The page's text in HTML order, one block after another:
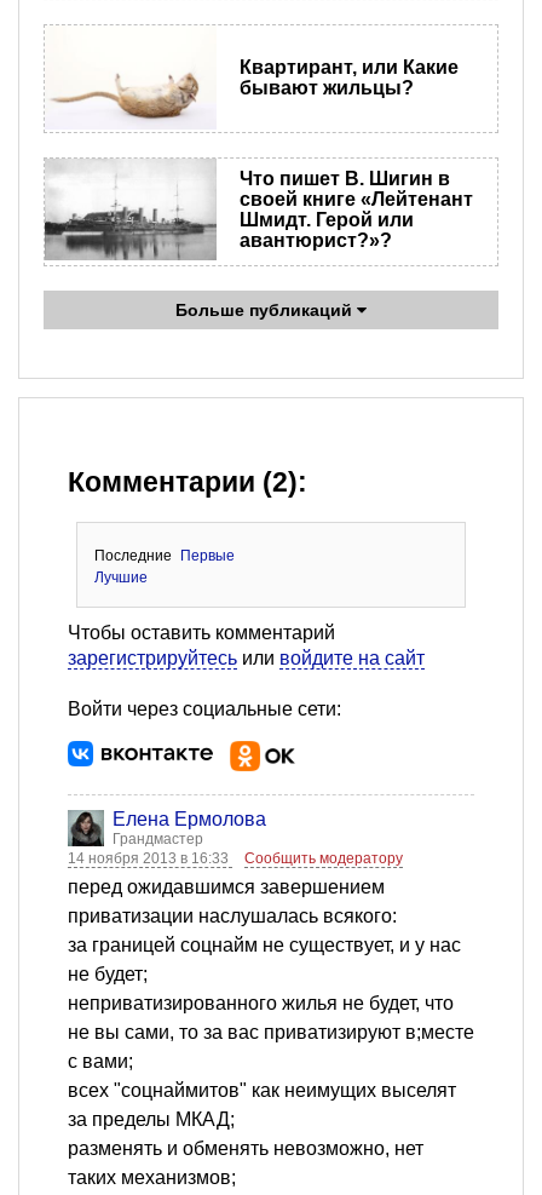
Квартирант, или Какие
бывают жильцы?
Что пишет В. Шигин в
своей книге «Лейтенант
Шмидт. Герой или
авантюрист?»?
Больше публикаций
Комментарии (2):
Последние
Первые
Лучшие
Чтобы оставить комментарий
зарегистрируйтесь или войдите на сайт
Войти через социальные сети:
Елена Ермолова
Грандмастер
14 ноября 2013 в 16:33
Сообщить модератору
перед ожидавшимся завершением
приватизации наслушалась всякого:
за границей соцнайм не существует, и у нас
не будет;
неприватизированного жилья не будет, что
не вы сами, то за вас приватизируют в;месте
с вами;
всех "соцнаймитов" как неимущих выселят
за пределы МКАД;
разменять и обменять невозможно, нет
таких механизмов;